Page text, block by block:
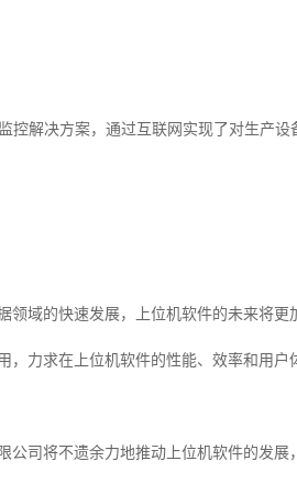
控解决方案，通过互联网实现了对生产
域的快速发展，上位机软件的未来将更
力求在上位机软件的性能、效率和用户
司将不遗余力地推动上位机软件的发展